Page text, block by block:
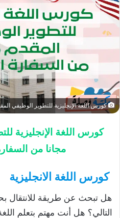
كورس اللغة الإنجليزية للتطوير الوظيفي
كورس اللغة الإنجليزية
مجانا من
كورس اللغة الانجليزية
هل تبحث عن طريقة للانتقال
التالي؟ هل أنت مهتم بتعلم